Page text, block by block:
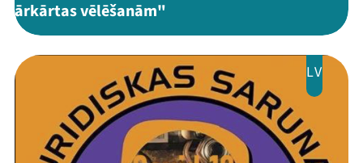
ārkārtas vēlēšanām"
LV